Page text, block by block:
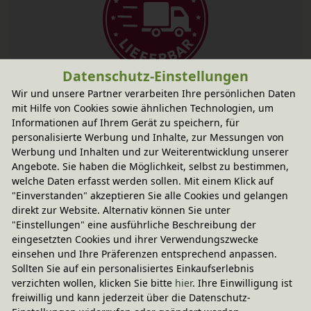
Fairer Paketversand
5,95 € innerhalb ...
Sofort lieferbar- Versand heute!
CO2 -neutraler Paketversand
weitere Informationen
Technische Daten
Grapat
Datenschutz-Einstellungen
Wir und unsere Partner verarbeiten Ihre persönlichen Daten
mit Hilfe von Cookies sowie ähnlichen Technologien, um
Informationen auf Ihrem Gerät zu speichern, für
personalisierte Werbung und Inhalte, zur Messungen von
Werbung und Inhalten und zur Weiterentwicklung unserer
Angebote. Sie haben die Möglichkeit, selbst zu bestimmen,
welche Daten erfasst werden sollen. Mit einem Klick auf
"Einverstanden" akzeptieren Sie alle Cookies und gelangen
direkt zur Website. Alternativ können Sie unter
"Einstellungen" eine ausführliche Beschreibung der
eingesetzten Cookies und ihrer Verwendungszwecke
einsehen und Ihre Präferenzen entsprechend anpassen.
Sollten Sie auf ein personalisiertes Einkaufserlebnis
verzichten wollen, klicken Sie bitte hier. Ihre Einwilligung ist
freiwillig und kann jederzeit über die Datenschutz-